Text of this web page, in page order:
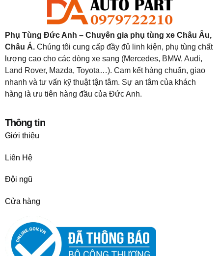
Phụ Tùng Đức Anh – Chuyên gia phụ tùng xe Châu Âu,
Châu Á. Chúng tôi cung cấp đầy đủ linh kiện, phụ tùng chất
lượng cao cho các dòng xe sang (Mercedes, BMW, Audi,
Land Rover, Mazda, Toyota…). Cam kết hàng chuẩn, giao
nhanh và tư vấn kỹ thuật tận tâm. Sự an tâm của khách
hàng là ưu tiên hàng đầu của Đức Anh.
Thông tin
Giới thiệu
Liên Hệ
Đội ngũ
Cửa hàng